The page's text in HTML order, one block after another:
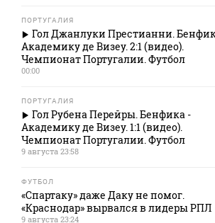
ПОРТУГАЛИЯ
Гол Джанлуки Престианни.
Академику де Визеу. 2:1 (видео).
Чемпионат Португалии. Футбол
00:00
ПОРТУГАЛИЯ
Гол Рубена Перейры. Бенфика -
Академику де Визеу. 1:1 (видео).
Чемпионат Португалии. Футбол
9 августа 23:58
ФУТБОЛ
«Спартаку» даже Даку не помог.
«Краснодар» вырвался в лидеры РПЛ
9 августа 23:24